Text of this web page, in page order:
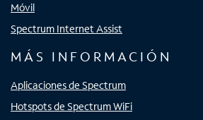
Móvil
Spectrum Internet Assist
MÁS INFORMACIÓN
Aplicaciones de Spectrum
Hotspots de Spectrum WiFi